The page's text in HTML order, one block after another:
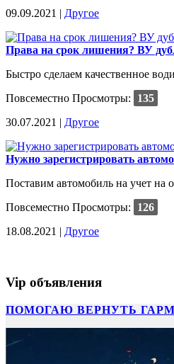
09.09.2021 | Другое
Права на срок лишения? ВУ
Быстро сделаем качественное
Повсеместно Просмотры:
135
30.07.2021 | Другое
Нужно зарегистрировать
Поставим автомобиль на учет на
Повсеместно Просмотры:
126
18.08.2021 | Другое
Vip объявления
ПОМОГАЮ ВЕРНУТЬ